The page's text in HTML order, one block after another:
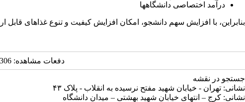
درآمد اختصاصی دانشگاهها
بنابراین، با افزایش سهم دانشجو، امکان افزایش کیفیت و تنوع غذاهای
دفعات مشاهده: 22306 بار |
جستجو در نقشه
نشانی: تهران - خیابان شهید مفتح نرسیده به انقلاب - پلاک ۴۳
نشانی: کرج – انتهای خیابان شهید بهشتی – میدان دانشگاه